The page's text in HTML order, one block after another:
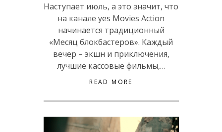
Наступает июль, а это значит, что
на канале yes Movies Action
начинается традиционный
«Месяц блокбастеров». Каждый
вечер – экшн и приключения,
лучшие кассовые фильмы,…
READ MORE